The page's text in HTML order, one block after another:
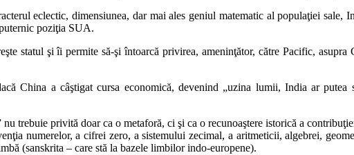
eclectic, dimensiunea, dar mai ales geniul matematic al populaţiei
poziţia SUA.
statul şi îi permite să-şi întoarcă privirea, ameninţător, către Pacific,
China a câştigat cursa economică, devenind „uzina lumii, India ar
trebuie privită doar ca o metaforă, ci şi ca o recunoaştere istorică a
numerelor, a cifrei zero, a sistemului zecimal, a aritmeticii, algebrei,
(sanskrita – care stă la bazele limbilor indo-europene).